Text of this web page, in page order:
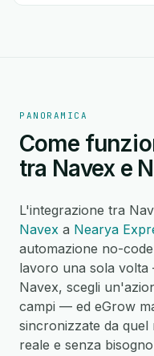
PANORAMICA
Come
tra Navex e
L'integrazione tra
Navex a Nearya
automazione no-
lavoro una sola
Navex, scegli
campi — ed eGrow
sincronizzate da
reale e senza